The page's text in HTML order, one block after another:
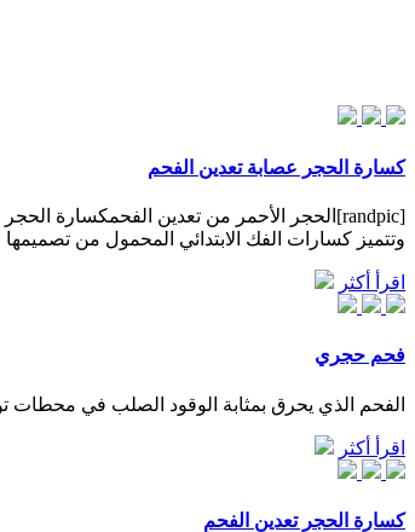
كسارة الحجر عصابة تعدين الفحم
وتتميز كسارات الفك الابتدائي المحمول من تصميمها
اقرأ أكثر
فحم حجري
الفحم الذي يحرق بمثابة الوقود الصلب في محطات
اقرأ أكثر
كسارة الحجر تعدين الفحم